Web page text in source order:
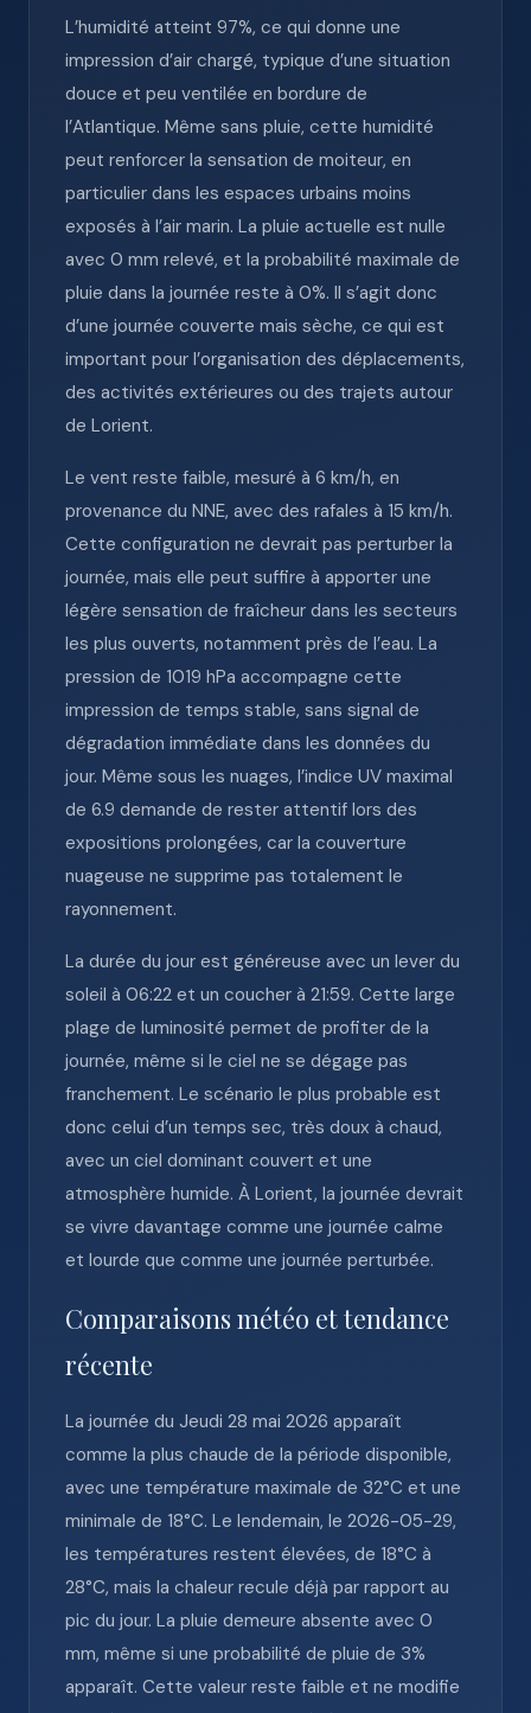
L’humidité atteint 97%, ce qui donne une
impression d’air chargé, typique d’une situation
douce et peu ventilée en bordure de
l’Atlantique. Même sans pluie, cette humidité
peut renforcer la sensation de moiteur, en
particulier dans les espaces urbains moins
exposés à l’air marin. La pluie actuelle est nulle
avec 0 mm relevé, et la probabilité maximale de
pluie dans la journée reste à 0%. Il s’agit donc
d’une journée couverte mais sèche, ce qui est
important pour l’organisation des déplacements,
des activités extérieures ou des trajets autour
de Lorient.
Le vent reste faible, mesuré à 6 km/h, en
provenance du NNE, avec des rafales à 15 km/h.
Cette configuration ne devrait pas perturber la
journée, mais elle peut suffire à apporter une
légère sensation de fraîcheur dans les secteurs
les plus ouverts, notamment près de l’eau. La
pression de 1019 hPa accompagne cette
impression de temps stable, sans signal de
dégradation immédiate dans les données du
jour. Même sous les nuages, l’indice UV maximal
de 6.9 demande de rester attentif lors des
expositions prolongées, car la couverture
nuageuse ne supprime pas totalement le
rayonnement.
La durée du jour est généreuse avec un lever du
soleil à 06:22 et un coucher à 21:59. Cette large
plage de luminosité permet de profiter de la
journée, même si le ciel ne se dégage pas
franchement. Le scénario le plus probable est
donc celui d’un temps sec, très doux à chaud,
avec un ciel dominant couvert et une
atmosphère humide. À Lorient, la journée devrait
se vivre davantage comme une journée calme
et lourde que comme une journée perturbée.
Comparaisons météo et tendance
récente
La journée du Jeudi 28 mai 2026 apparaît
comme la plus chaude de la période disponible,
avec une température maximale de 32°C et une
minimale de 18°C. Le lendemain, le 2026-05-29,
les températures restent élevées, de 18°C à
28°C, mais la chaleur recule déjà par rapport au
pic du jour. La pluie demeure absente avec 0
mm, même si une probabilité de pluie de 3%
apparaît. Cette valeur reste faible et ne modifie